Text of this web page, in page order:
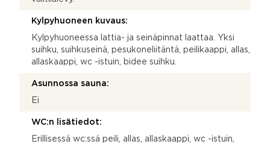
Kylpyhuoneen kuvaus:
Kylpyhuoneessa lattia- ja seinäpinnat laattaa. Yksi
suihku, suihkuseinä, pesukoneliitäntä, peilikaappi, allas,
allaskaappi, wc -istuin, bidee suihku.
Asunnossa sauna:
Ei
WC:n lisätiedot:
Erillisessä wc:ssä peili, allas, allaskaappi, wc -istuin,